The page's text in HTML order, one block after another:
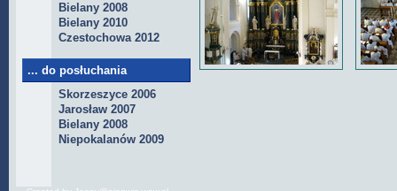
Bielany 2008
Bielany 2010
Czestochowa 2012
... do posłuchania
Skorzeszyce 2006
Jarosław 2007
Bielany 2008
Niepokalanów 2009